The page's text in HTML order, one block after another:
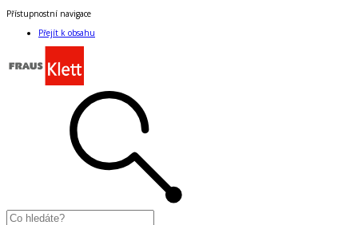
Přístupnostní navigace
Přejít k obsahu